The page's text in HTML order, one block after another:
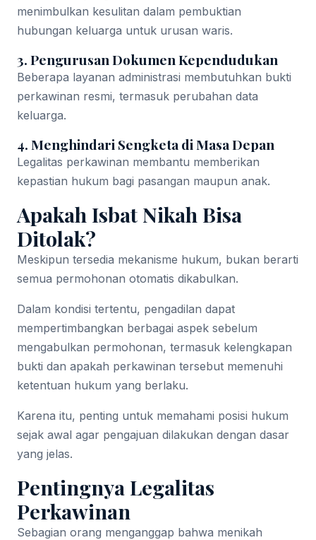
menimbulkan kesulitan dalam pembuktian
hubungan keluarga untuk urusan waris.
3. Pengurusan Dokumen Kependudukan
Beberapa layanan administrasi membutuhkan bukti
perkawinan resmi, termasuk perubahan data
keluarga.
4. Menghindari Sengketa di Masa Depan
Legalitas perkawinan membantu memberikan
kepastian hukum bagi pasangan maupun anak.
Apakah Isbat Nikah Bisa
Ditolak?
Meskipun tersedia mekanisme hukum, bukan berarti
semua permohonan otomatis dikabulkan.
Dalam kondisi tertentu, pengadilan dapat
mempertimbangkan berbagai aspek sebelum
mengabulkan permohonan, termasuk kelengkapan
bukti dan apakah perkawinan tersebut memenuhi
ketentuan hukum yang berlaku.
Karena itu, penting untuk memahami posisi hukum
sejak awal agar pengajuan dilakukan dengan dasar
yang jelas.
Pentingnya Legalitas
Perkawinan
Sebagian orang menganggap bahwa menikah